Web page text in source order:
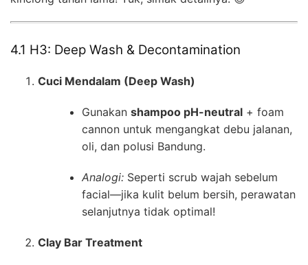
4.1 H3: Deep Wash & Decontamination
Cuci Mendalam (Deep Wash)
Gunakan shampoo pH-neutral + foam
cannon untuk mengangkat debu jalanan,
oli, dan polusi Bandung.
Analogi: Seperti scrub wajah sebelum
facial—jika kulit belum bersih, perawatan
selanjutnya tidak optimal!
Clay Bar Treatment